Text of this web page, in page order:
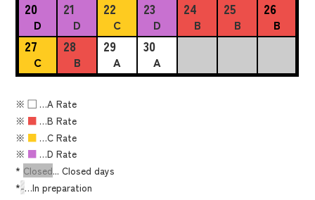
20
D
21
D
22
C
23
D
24
B
25
B
26
B
27
C
28
B
29
A
30
A
※■ …A Rate
※ ■ …B Rate
※ ■ …C Rate
※ ■ …D Rate
* Closed... Closed days
*-…In preparation